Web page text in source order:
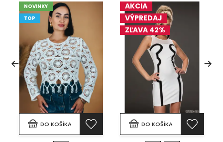
NOVINKY
TOP
DO KOŠÍKA
AKCIA
VÝPREDAJ
ZĽAVA 42%
DO KOŠÍKA